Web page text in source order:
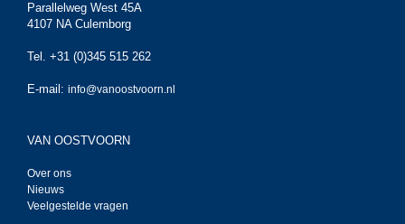
Parallelweg West 45A
4107 NA Culemborg
Tel. +31 (0)345 515 262
E-mail: info@vanoostvoorn.nl
VAN OOSTVOORN
Over ons
Nieuws
Veelgestelde vragen